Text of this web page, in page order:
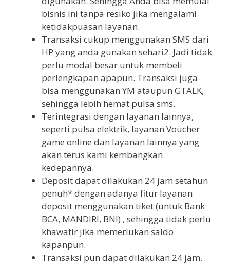
bisnis ini tanpa resiko jika mengalami
ketidakpuasan layanan.
Transaksi cukup menggunakan SMS dari
HP yang anda gunakan sehari2. Jadi tidak
perlu modal besar untuk membeli
perlengkapan apapun. Transaksi juga
bisa menggunakan YM ataupun GTALK,
sehingga lebih hemat pulsa sms.
Terintegrasi dengan layanan lainnya,
seperti pulsa elektrik, layanan Voucher
game online dan layanan lainnya yang
akan terus kami kembangkan
kedepannya.
Deposit dapat dilakukan 24 jam setahun
penuh* dengan adanya fitur layanan
deposit menggunakan tiket (untuk Bank
BCA, MANDIRI, BNI) , sehingga tidak perlu
khawatir jika memerlukan saldo
kapanpun.
Transaksi pun dapat dilakukan 24 jam.